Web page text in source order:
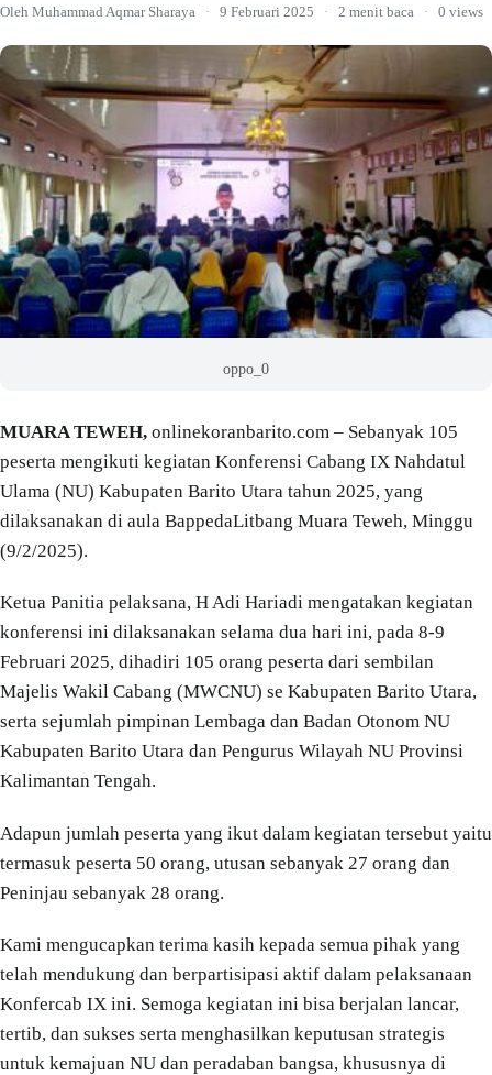
Oleh Muhammad Aqmar Sharaya · 9 Februari 2025 · 2 menit baca · 0 views
oppo_0
MUARA TEWEH, onlinekoranbarito.com – Sebanyak 105
peserta mengikuti kegiatan Konferensi Cabang IX Nahdatul
Ulama (NU) Kabupaten Barito Utara tahun 2025, yang
dilaksanakan di aula BappedaLitbang Muara Teweh, Minggu
(9/2/2025).
Ketua Panitia pelaksana, H Adi Hariadi mengatakan kegiatan
konferensi ini dilaksanakan selama dua hari ini, pada 8-9
Februari 2025, dihadiri 105 orang peserta dari sembilan
Majelis Wakil Cabang (MWCNU) se Kabupaten Barito Utara,
serta sejumlah pimpinan Lembaga dan Badan Otonom NU
Kabupaten Barito Utara dan Pengurus Wilayah NU Provinsi
Kalimantan Tengah.
Adapun jumlah peserta yang ikut dalam kegiatan tersebut yaitu
termasuk peserta 50 orang, utusan sebanyak 27 orang dan
Peninjau sebanyak 28 orang.
Kami mengucapkan terima kasih kepada semua pihak yang
telah mendukung dan berpartisipasi aktif dalam pelaksanaan
Konfercab IX ini. Semoga kegiatan ini bisa berjalan lancar,
tertib, dan sukses serta menghasilkan keputusan strategis
untuk kemajuan NU dan peradaban bangsa, khususnya di